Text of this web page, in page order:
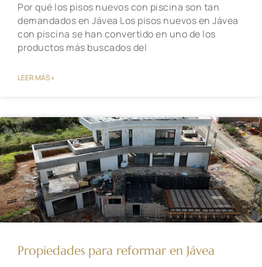
Por qué los pisos nuevos con piscina son tan
demandados en Jávea Los pisos nuevos en Jávea
con piscina se han convertido en uno de los
productos más buscados del
LEER MÁS »
Propiedades para reformar en Jávea